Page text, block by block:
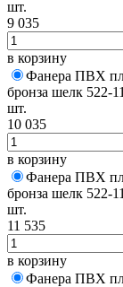
шт.
9 035
в корзину
Фанера ПВХ
бронза шелк 522-
шт.
10 035
в корзину
Фанера ПВХ
бронза шелк 522-
шт.
11 535
в корзину
Фанера ПВХ